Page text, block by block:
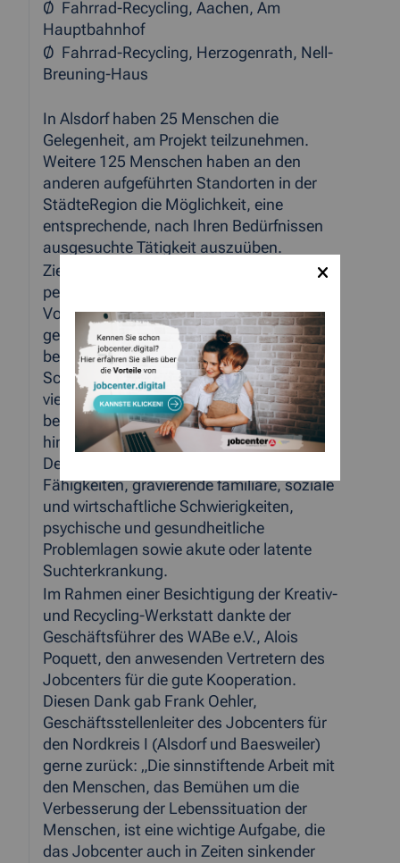
Ø Fahrrad-Recycling, Aachen, Am
Hauptbahnhof
Ø Fahrrad-Recycling, Herzogenrath, Nell-
Breuning-Haus
In Alsdorf haben 25 Menschen die
Gelegenheit, am Projekt teilzunehmen.
Weitere 125 Menschen haben an den
anderen aufgeführten Standorten in der
StädteRegion die Möglichkeit, eine
entsprechende, nach Ihren Bedürfnissen
ausgesuchte Tätigkeit auszuüben.
Ziel aller Hilfen ist das Erreichen einer
persönlichen und sozialen Stabilität als
Voraussetzung für eine (längerfristige)
gesellschaftliche Integration und
berufliche Tätigkeit. Die sozialen
Schwierigkeiten der Menschen sind so
vielschichtig wie sie selbst; es handelt sich
beispielsweise um Problemlagen
hinsichtlich der Wohnsituation, soziale
Defizite, mangelnde lebenspraktische
Fähigkeiten, gravierende familiäre, soziale
und wirtschaftliche Schwierigkeiten,
psychische und gesundheitliche
Problemlagen sowie akute oder latente
Suchterkrankung.
Im Rahmen einer Besichtigung der Kreativ-
und Recycling-Werkstatt dankte der
Geschäftsführer des WABe e.V., Alois
Poquett, den anwesenden Vertretern des
Jobcenters für die gute Kooperation.
Diesen Dank gab Frank Oehler,
Geschäftsstellenleiter des Jobcenters für
den Nordkreis I (Alsdorf und Baesweiler)
gerne zurück: „Die sinnstiftende Arbeit mit
den Menschen, das Bemühen um die
Verbesserung der Lebenssituation der
Menschen, ist eine wichtige Aufgabe, die
das Jobcenter auch in Zeiten sinkender